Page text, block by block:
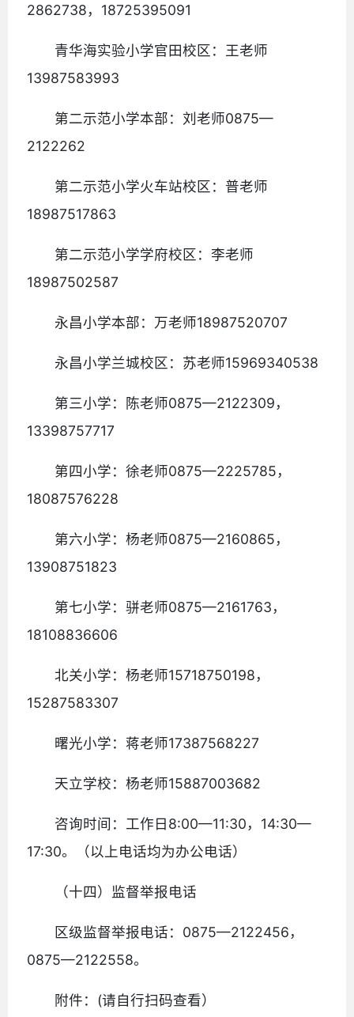
2862738，18725395091
青华海实验小学官田校区：王老师
13987583993
第二示范小学本部：刘老师0875—
2122262
第二示范小学火车站校区：普老师
18987517863
第二示范小学学府校区：李老师
18987502587
永昌小学本部：万老师18987520707
永昌小学兰城校区：苏老师15969340538
第三小学：陈老师0875—2122309，
13398757717
第四小学：徐老师0875—2225785，
18087576228
第六小学：杨老师0875—2160865，
13908751823
第七小学：骈老师0875—2161763，
18108836606
北关小学：杨老师15718750198，
15287583307
曙光小学：蒋老师17387568227
天立学校：杨老师15887003682
咨询时间：工作日8:00—11:30，14:30—
17:30。（以上电话均为办公电话）
（十四）监督举报电话
区级监督举报电话：0875—2122456，
0875—2122558。
附件：(请自行扫码查看）